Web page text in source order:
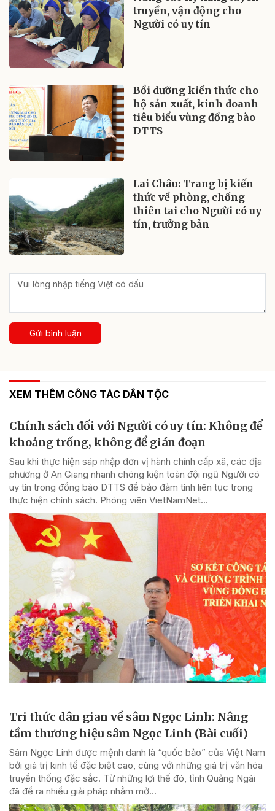
truyền, vận động cho
Người có uy tín
Bồi dưỡng kiến thức cho
hộ sản xuất, kinh doanh
tiêu biểu vùng đồng bào
DTTS
Lai Châu: Trang bị kiến
thức về phòng, chống
thiên tai cho Người có uy
tín, trưởng bản
Gửi bình luận
XEM THÊM CÔNG TÁC DÂN TỘC
Chính sách đối với Người có uy tín: Không để
khoảng trống, không để gián đoạn
Sau khi thực hiện sáp nhập đơn vị hành chính cấp xã, các địa
phương ở An Giang nhanh chóng kiện toàn đội ngũ Người có
uy tín trong đồng bào DTTS để bảo đảm tính liên tục trong
thực hiện chính sách. Phóng viên VietNamNet...
Tri thức dân gian về sâm Ngọc Linh: Nâng
tầm thương hiệu sâm Ngọc Linh (Bài cuối)
Sâm Ngọc Linh được mệnh danh là “quốc bảo” của Việt Nam
bởi giá trị kinh tế đặc biệt cao, cùng với những giá trị văn hóa
truyền thống đặc sắc. Từ những lợi thế đó, tỉnh Quảng Ngãi
đã đề ra nhiều giải pháp nhằm mở...